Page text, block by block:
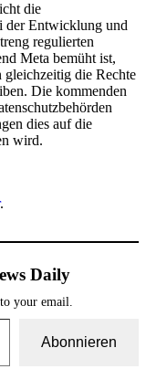
die
der Entwicklung und
regulierten
Meta bemüht ist,
die Rechte
Die kommenden
dies auf die
wird.
.
Daily
your email.
Abonnieren